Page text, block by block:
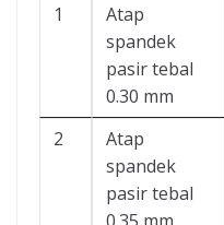
1
Atap
spandek
pasir tebal
0.30 mm
2
Atap
spandek
pasir tebal